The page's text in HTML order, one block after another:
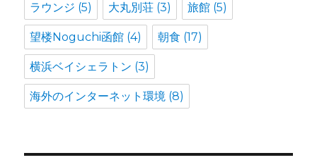
ラウンジ (5) 大丸別荘 (3) 旅館 (5)
望楼Noguchi函館 (4) 朝食 (17)
横浜ベイシェラトン (3)
海外のインターネット環境 (8)